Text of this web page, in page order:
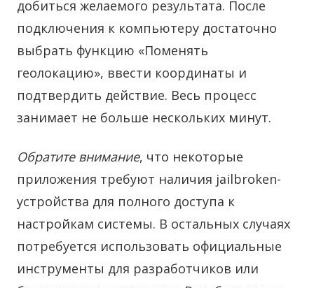
добиться желаемого результата. После
подключения к компьютеру достаточно
выбрать функцию «Поменять
геолокацию», ввести координаты и
подтвердить действие. Весь процесс
занимает не больше нескольких минут.
Обратите внимание, что некоторые
приложения требуют наличия jailbroken-
устройства для полного доступа к
настройкам системы. В остальных случаях
потребуется использовать официальные
инструменты для разработчиков или